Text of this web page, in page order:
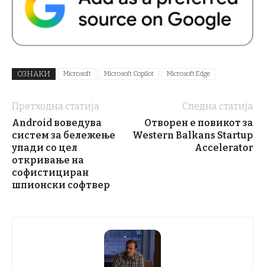
ОЗНАКИ Microsoft Microsoft Copilot Microsoft Edge
Претходна статија
Android воведува
систем за бележење
упади со цел
откривање на
софистициран
шпионски софтвер
Следна статија
Отворен е повикот за
Western Balkans Startup
Accelerator